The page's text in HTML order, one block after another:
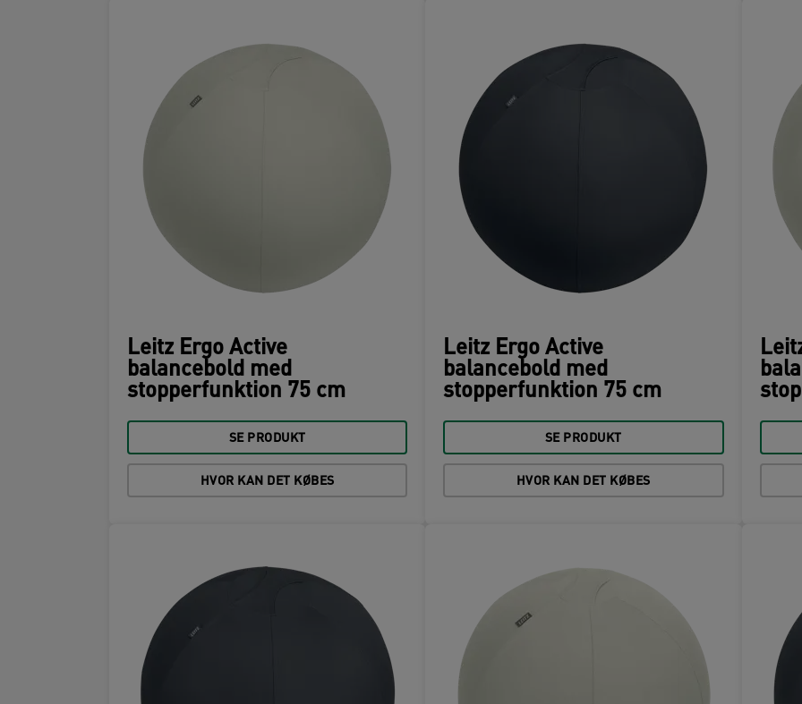
Leitz Ergo Active
balancebold med
stopperfunktion 75 cm
SE PRODUKT
HVOR KAN DET KØBES
Leitz Ergo Active
balancebold med
stopperfunktion 75 cm
SE PRODUKT
HVOR KAN DET KØBES